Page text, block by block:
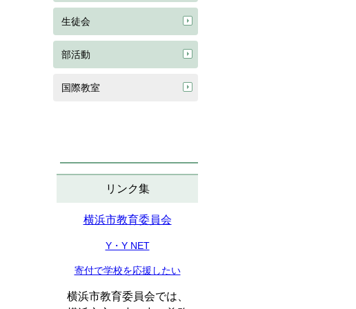
生徒会
部活動
国際教室
リンク集
横浜市教育委員会
Y・Y NET
寄付で学校を応援したい
横浜市教育委員会では、